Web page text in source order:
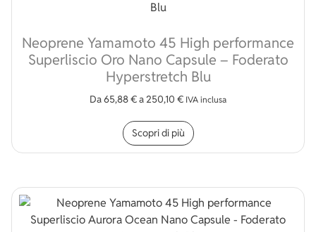
Neoprene Yamamoto 45 High performance
Superliscio Oro Nano Capsule – Foderato
Hyperstretch Blu
Da65,88€a250,10 € IVA inclusa
Scopri di più